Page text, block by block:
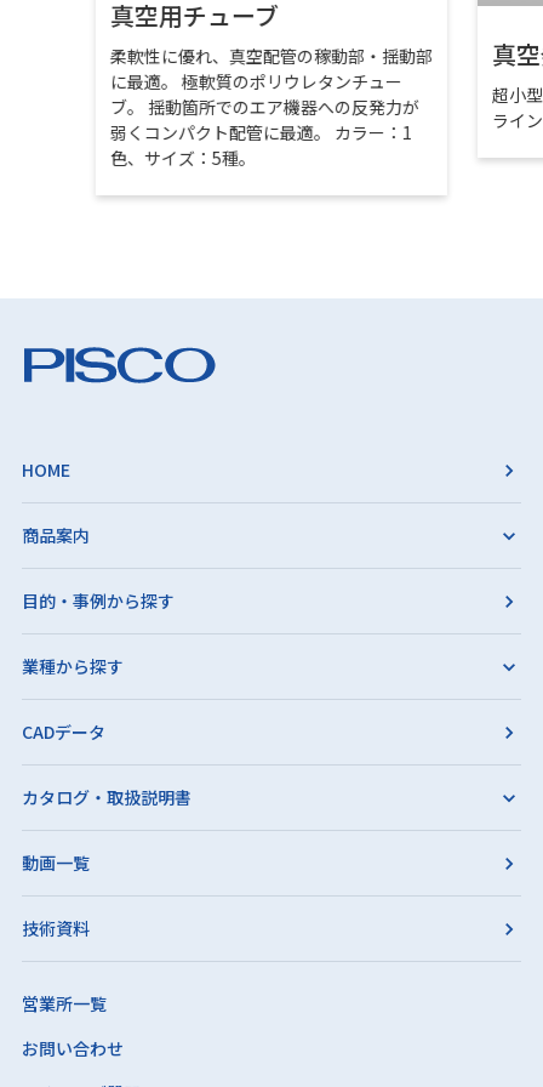
真空用チューブ
柔軟性に優れ、真空配管の稼動部・揺動部
に最適。 極軟質のポリウレタンチュー
ブ。 揺動箇所でのエア機器への反発力が
弱くコンパクト配管に最適。 カラー：1
色、サイズ：5種。
真
超小
ライ
HOME
商品案内
目的・事例から探す
業種から探す
CADデータ
カタログ・取扱説明書
動画一覧
技術資料
営業所一覧
お問い合わせ